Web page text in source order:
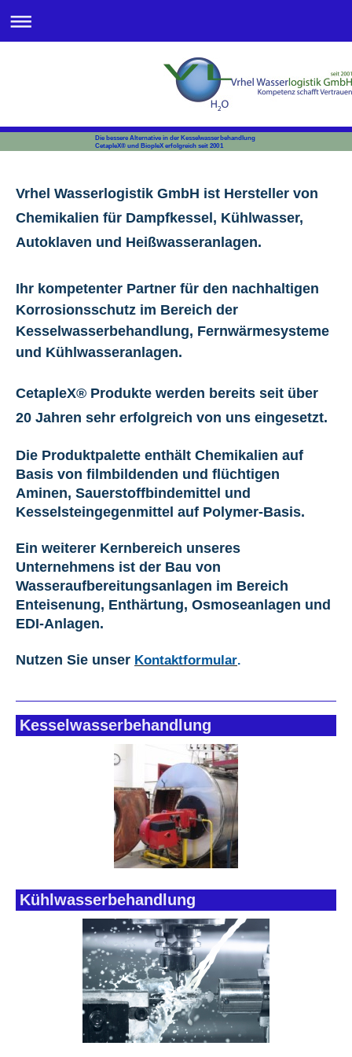
Die bessere Alternative in der Kesselwasserbehandlung
CetapleX® und BiopleX erfolgreich seit 2001
Vrhel Wasserlogistik GmbH ist Hersteller von
Chemikalien für Dampfkessel, Kühlwasser,
Autoklaven und Heißwasseranlagen.
Ihr kompetenter Partner für den nachhaltigen
Korrosionsschutz im Bereich der
Kesselwasserbehandlung, Fernwärmesysteme
und Kühlwasseranlagen.
CetapleX® Produkte werden bereits seit über
20 Jahren sehr erfolgreich von uns eingesetzt.
Die Produktpalette enthält Chemikalien auf
Basis von filmbildenden und flüchtigen
Aminen, Sauerstoffbindemittel und
Kesselsteingegenmittel auf Polymer-Basis.
Ein weiterer Kernbereich unseres
Unternehmens ist der Bau von
Wasseraufbereitungsanlagen im Bereich
Enteisenung, Enthärtung, Osmoseanlagen und
EDI-Anlagen.
Nutzen Sie unser Kontaktformular.
Kesselwasserbehandlung
Kühlwasserbehandlung